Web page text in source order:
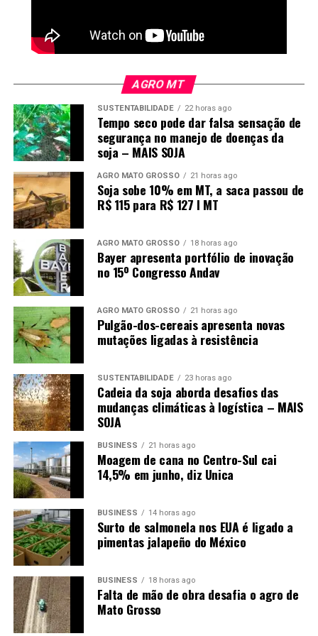
possível perda de cargo como pena máxima para
juízes punidos por faltas graves.
Pelas regras aprovadas nesta semana pelo CNJ, caso o
magistrado receba a pena máxima, ele continua afastado
do cargo, com salário proporcional ao tempo de serviço.
A partir disso, a perda efetiva do cargo e dos
vencimentos fica condicionada à abertura de uma nova
ação judicial pela Advocacia-Geral da União (AGU),
conforme procedimento estabelecido pelo STF neste
ano.
AGRO MT
SUSTENTABILIDADE 22 horas ago
Tempo seco pode dar falsa sensação de
segurança no manejo de doenças da
soja – MAIS SOJA
AGRO MATO GROSSO 21 horas ago
Soja sobe 10% em MT, a saca passou de
R$ 115 para R$ 127 I MT
AGRO MATO GROSSO 18 horas ago
Bayer apresenta portfólio de inovação
no 15º Congresso Andav
AGRO MATO GROSSO 21 horas ago
Pulgão-dos-cereais apresenta novas
mutações ligadas à resistência
SUSTENTABILIDADE 23 horas ago
Cadeia da soja aborda desafios das
mudanças climáticas à logística – MAIS
SOJA
BUSINESS 21 horas ago
Moagem de cana no Centro-Sul cai
14,5% em junho, diz Unica
BUSINESS 14 horas ago
Surto de salmonela nos EUA é ligado a
pimentas jalapeño do México
BUSINESS 18 horas ago
Falta de mão de obra desafia o agro de
Mato Grosso